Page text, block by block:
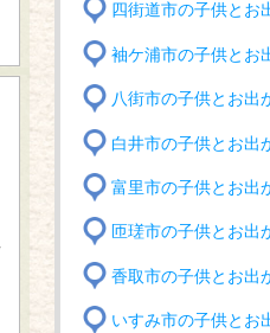
四街道市の子供とお
袖ケ浦市の子供とお
八街市の子供とお出
白井市の子供とお出
富里市の子供とお出
匝瑳市の子供とお出
香取市の子供とお出
いすみ市の子供とお